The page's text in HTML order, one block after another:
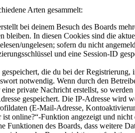
Arten gesammelt:
bei deinem Besuch des Boards
bleiben. In diesen Cookies sind die
ungelesen; sofern du nicht
und eine Session-ID
die du bei der
notwendig. Wenn durch den
private Nachricht erstellst, so
gespeichert. Die IP-Adresse wird
(E-Mail-Adresse,
online?“-Funktion angezeigt und nicht
Funktionen des Boards, dass weitere